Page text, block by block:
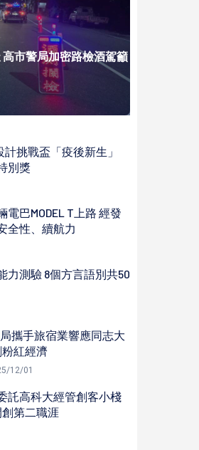
市警局加密路檢酒駕籲
挑戰盃「疫後新生」
別獎
巴MODEL T上路 經發
全性、續航力
力測驗 8個方言語別共50
攜手旅宿業響應同志大
紅經濟
12/01
託高科大經管創客小棧
第二職涯